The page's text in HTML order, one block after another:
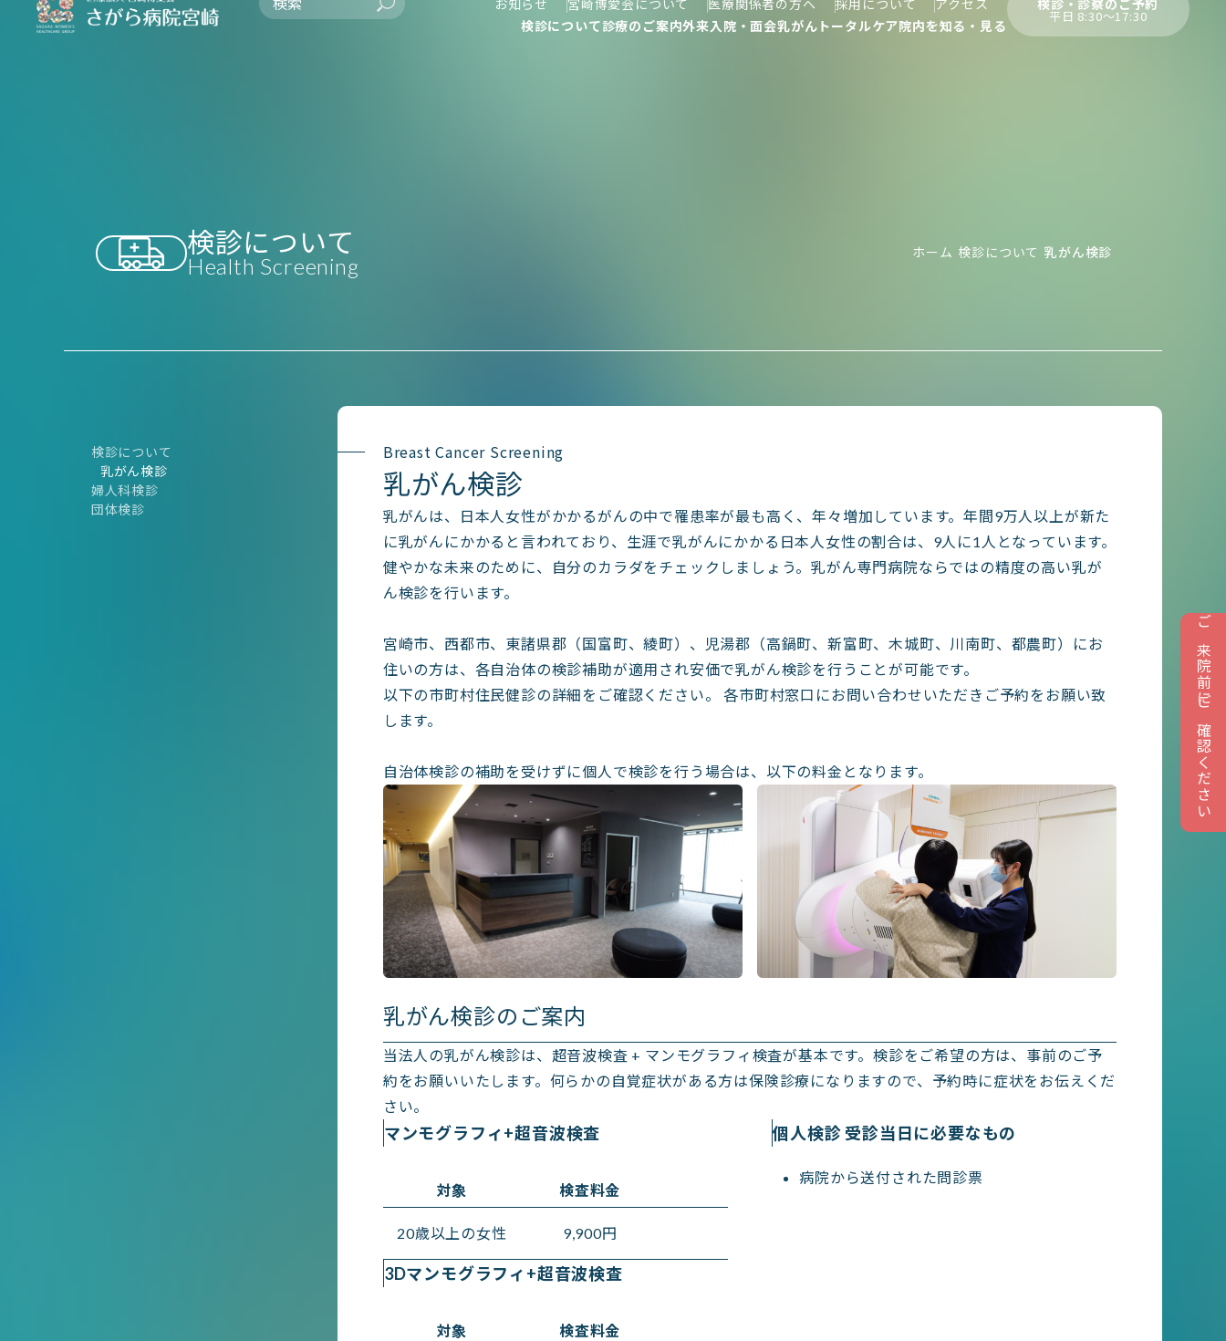
お知らせ 宮崎博愛会について 医療関係者の方へ 採用について
アクセス
検診について診療のご案内外来入院・面会乳がんトータルケア院内を知る・見る
平日 8:30〜17:30
ご来院前にご確認ください
検診について
Health Screening
ホーム 検診について 乳がん検診
検診について
乳がん検診
婦人科検診
団体検診
Breast Cancer Screening
乳がん検診
乳がんは、日本人女性がかかるがんの中で罹患率が最も高く、年々増加しています。年間9万人以上が新た
に乳がんにかかると言われており、生涯で乳がんにかかる日本人女性の割合は、9人に1人となっています。
健やかな未来のために、自分のカラダをチェックしましょう。乳がん専門病院ならではの精度の高い乳が
ん検診を行います。
宮崎市、西都市、東諸県郡（国富町、綾町）、児湯郡（高鍋町、新富町、木城町、川南町、都農町）にお
住いの方は、各自治体の検診補助が適用され安価で乳がん検診を行うことが可能です。
以下の市町村住民健診の詳細をご確認ください。 各市町村窓口にお問い合わせいただきご予約をお願い致
します。
自治体検診の補助を受けずに個人で検診を行う場合は、以下の料金となります。
乳がん検診のご案内
当法人の乳がん検診は、超音波検査 + マンモグラフィ検査が基本です。検診をご希望の方は、事前のご予
約をお願いいたします。何らかの自覚症状がある方は保険診療になりますので、予約時に症状をお伝えくだ
さい。
マンモグラフィ+超音波検査
対象 検査料金
20歳以上の女性 9,900円
個人検診 受診当日に必要なもの
病院から送付された問診票
3Dマンモグラフィ+超音波検査
対象 検査料金